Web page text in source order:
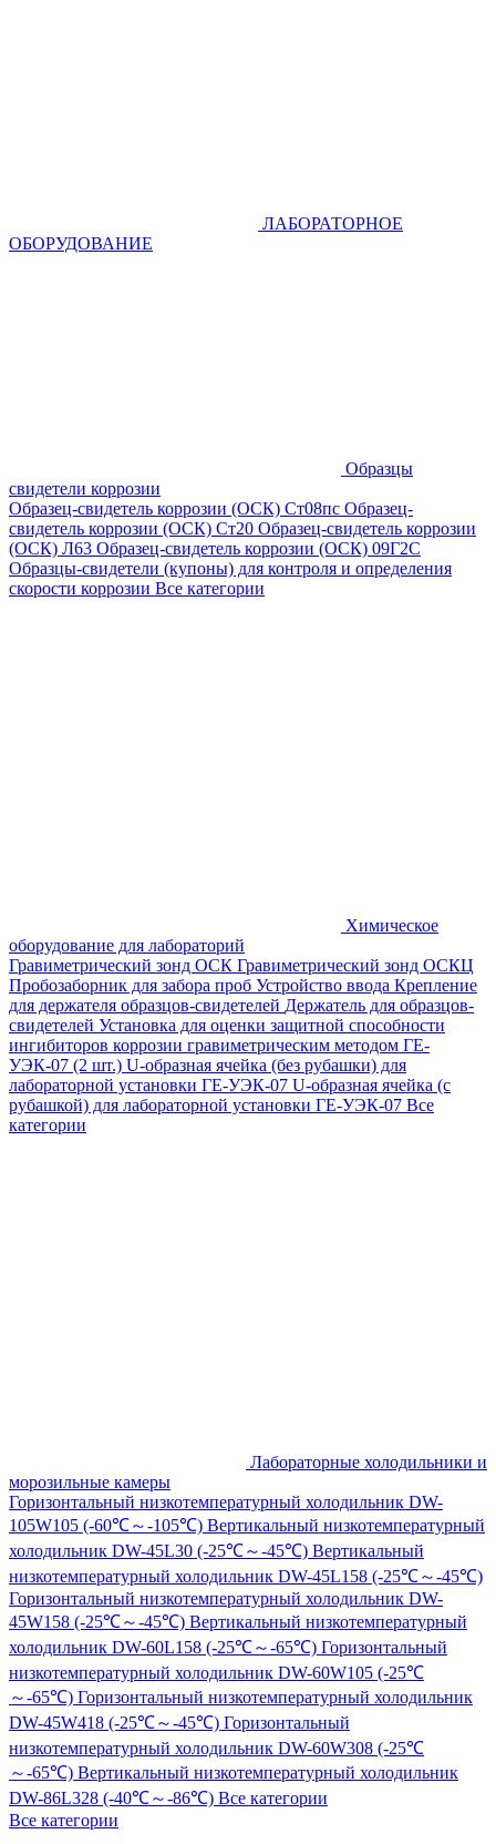
ЛАБОРАТОРНОЕ
ОБОРУДОВАНИЕ
Образцы
свидетели коррозии
Образец-свидетель коррозии (ОСК) Ст08пс Образец-
свидетель коррозии (ОСК) Ст20 Образец-свидетель коррозии
(ОСК) Л63 Образец-свидетель коррозии (ОСК) 09Г2С
Образцы-свидетели (купоны) для контроля и определения
скорости коррозии Все категории
Химическое
оборудование для лабораторий
Гравиметрический зонд ОСК Гравиметрический зонд ОСКЦ
Пробозаборник для забора проб Устройство ввода Крепление
для держателя образцов-свидетелей Держатель для образцов-
свидетелей Установка для оценки защитной способности
ингибиторов коррозии гравиметрическим методом ГЕ-
УЭК-07 (2 шт.) U-образная ячейка (без рубашки) для
лабораторной установки ГЕ-УЭК-07 U-образная ячейка (с
рубашкой) для лабораторной установки ГЕ-УЭК-07 Все
категории
Лабораторные холодильники и
морозильные камеры
Горизонтальный низкотемпературный холодильник DW-
105W105 (-60℃～-105℃) Вертикальный низкотемпературный
холодильник DW-45L30 (-25℃～-45℃) Вертикальный
низкотемпературный холодильник DW-45L158 (-25℃～-45℃)
Горизонтальный низкотемпературный холодильник DW-
45W158 (-25℃～-45℃) Вертикальный низкотемпературный
холодильник DW-60L158 (-25℃～-65℃) Горизонтальный
низкотемпературный холодильник DW-60W105 (-25℃
～-65℃) Горизонтальный низкотемпературный холодильник
DW-45W418 (-25℃～-45℃) Горизонтальный
низкотемпературный холодильник DW-60W308 (-25℃
～-65℃) Вертикальный низкотемпературный холодильник
DW-86L328 (-40℃～-86℃) Все категории
Все категории